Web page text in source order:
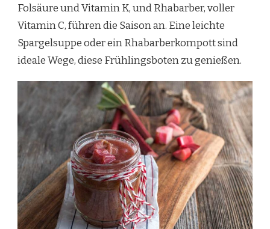
Folsäure und Vitamin K, und Rhabarber, voller
Vitamin C, führen die Saison an. Eine leichte
Spargelsuppe oder ein Rhabarberkompott sind
ideale Wege, diese Frühlingsboten zu genießen.